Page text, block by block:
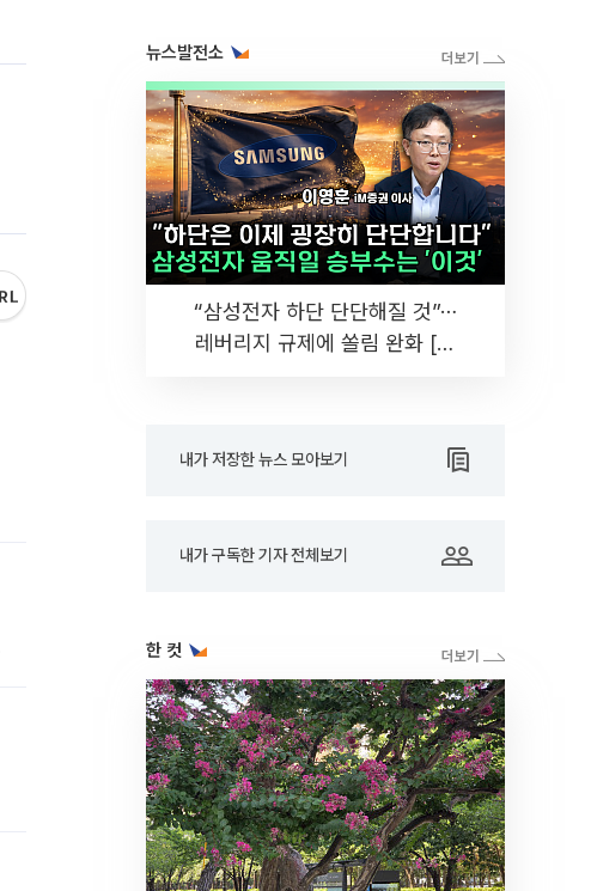
뉴스발전소
“삼성전자 하단 단단해질 것”⋯
레버리지 규제에 쏠림 완화 [찐
내가 저장한 뉴스 모아보기
내가 구독한 기자 전체보기
한 컷